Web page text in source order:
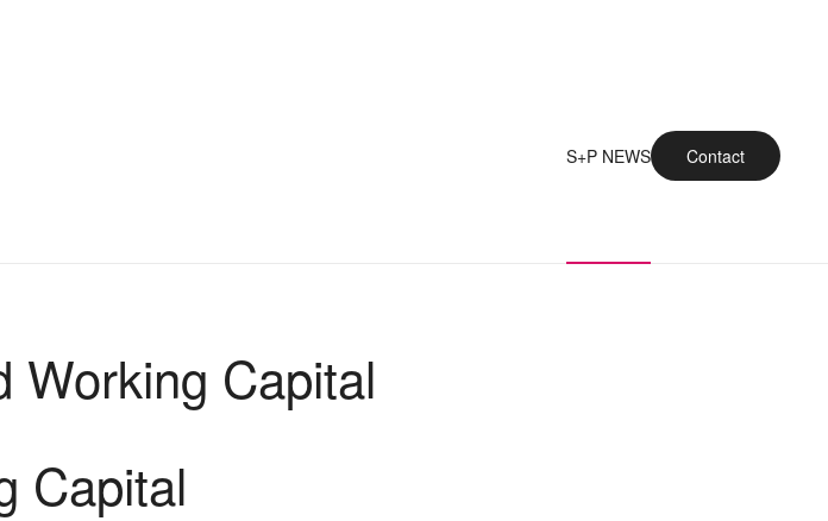
S+P NEWS Contact
Working Capital
Capital